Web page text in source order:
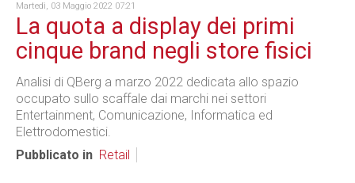
Martedì, 03 Maggio 2022 07:21
La quota a display dei primi
cinque brand negli store fisici
Analisi di QBerg a marzo 2022 dedicata allo spazio
occupato sullo scaffale dai marchi nei settori
Entertainment, Comunicazione, Informatica ed
Elettrodomestici.
Pubblicato in Retail